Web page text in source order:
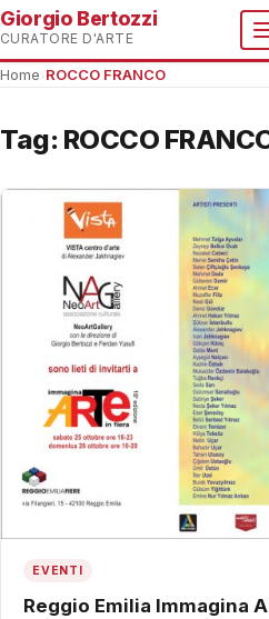
Giorgio Bertozzi
CURATORE D'ARTE
Home ROCCO FRANCO
Tag: ROCCO
EVENTI
Reggio Emilia Immagina